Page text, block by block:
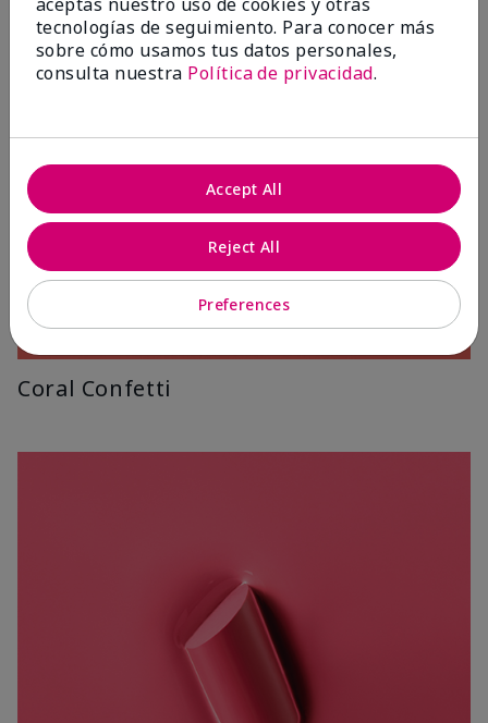
Coral Confetti
tecnologías de seguimiento. Para conocer más
sobre cómo usamos tus datos personales,
consulta nuestra Política de privacidad.
Preferences
Reject All
Accept All